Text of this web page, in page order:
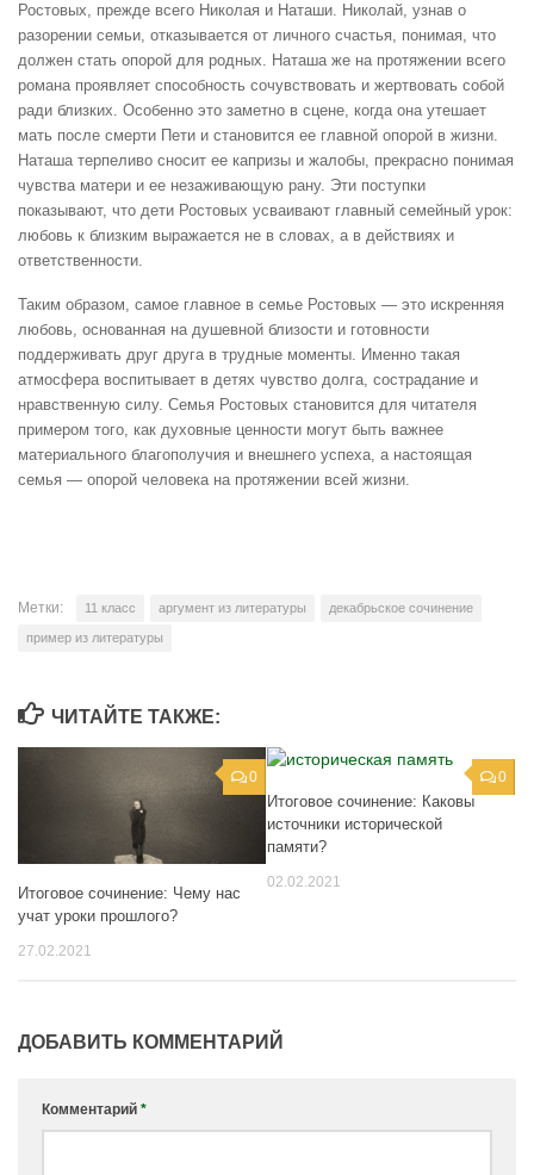
Ростовых, прежде всего Николая и Наташи. Николай, узнав о
разорении семьи, отказывается от личного счастья, понимая, что
должен стать опорой для родных. Наташа же на протяжении всего
романа проявляет способность сочувствовать и жертвовать собой
ради близких. Особенно это заметно в сцене, когда она утешает
мать после смерти Пети и становится ее главной опорой в жизни.
Наташа терпеливо сносит ее капризы и жалобы, прекрасно понимая
чувства матери и ее незаживающую рану. Эти поступки
показывают, что дети Ростовых усваивают главный семейный урок:
любовь к близким выражается не в словах, а в действиях и
ответственности.
Таким образом, самое главное в семье Ростовых — это искренняя
любовь, основанная на душевной близости и готовности
поддерживать друг друга в трудные моменты. Именно такая
атмосфера воспитывает в детях чувство долга, сострадание и
нравственную силу. Семья Ростовых становится для читателя
примером того, как духовные ценности могут быть важнее
материального благополучия и внешнего успеха, а настоящая
семья — опорой человека на протяжении всей жизни.
Метки: 11 класс аргумент из литературы декабрьское сочинение
пример из литературы
ЧИТАЙТЕ ТАКЖЕ:
0
Итоговое сочинение: Чему нас
учат уроки прошлого?
27.02.2021
0
Итоговое сочинение: Каковы
источники исторической
памяти?
02.02.2021
ДОБАВИТЬ КОММЕНТАРИЙ
Комментарий *